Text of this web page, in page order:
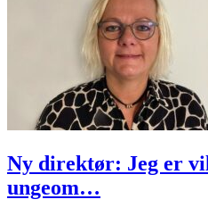
Ny direktør: Jeg er
ungeom…